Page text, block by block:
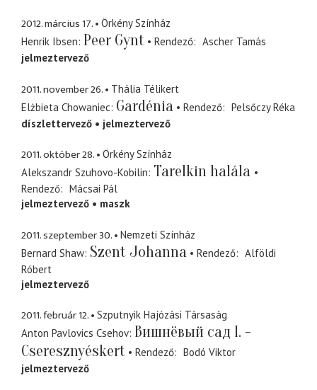
2012. március 17.
Örkény Színház
Henrik Ibsen Peer Gynt Rendező
Ascher Tamás
jelmeztervező
2011. november 26.
Thália Télikert
Elżbieta Chowaniec Gardénia Rendező
Pelsőczy Réka
díszlettervező
jelmeztervező
2011. október 28.
Örkény Színház
Alekszandr Szuhovo-Kobilin Tarelkin halála
Rendező
Mácsai Pál
jelmeztervező
maszk
2011. szeptember 30.
Nemzeti Színház
Bernard Shaw Szent Johanna Rendező
Alföldi
Róbert
jelmeztervező
2011. február 12.
Szputnyik Hajózási Társaság
Anton Pavlovics Csehov Bишнёвый сад I. -
Cseresznyéskert
Rendező
Bodó Viktor
jelmeztervező